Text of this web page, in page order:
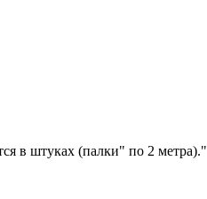
в штуках (палки" по 2 метра)."